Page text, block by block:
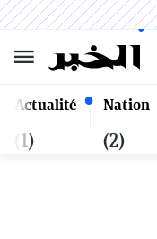
Actualité
(1)
Nation
(2)
Vendredi 23 Safar 1448 - 07
Août 2026